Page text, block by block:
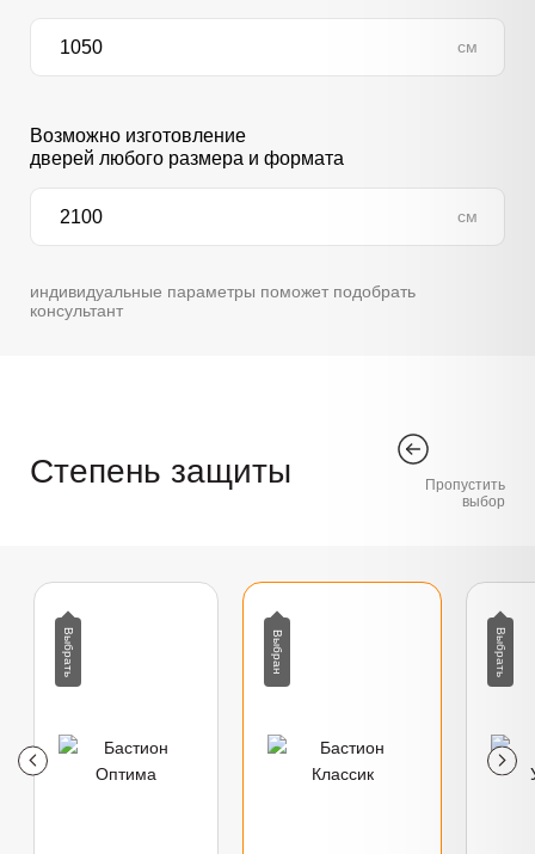
см
Возможно изготовление
дверей любого размера и формата
см
индивидуальные параметры поможет подобрать
консультант
Степень защиты
Пропустить
выбор